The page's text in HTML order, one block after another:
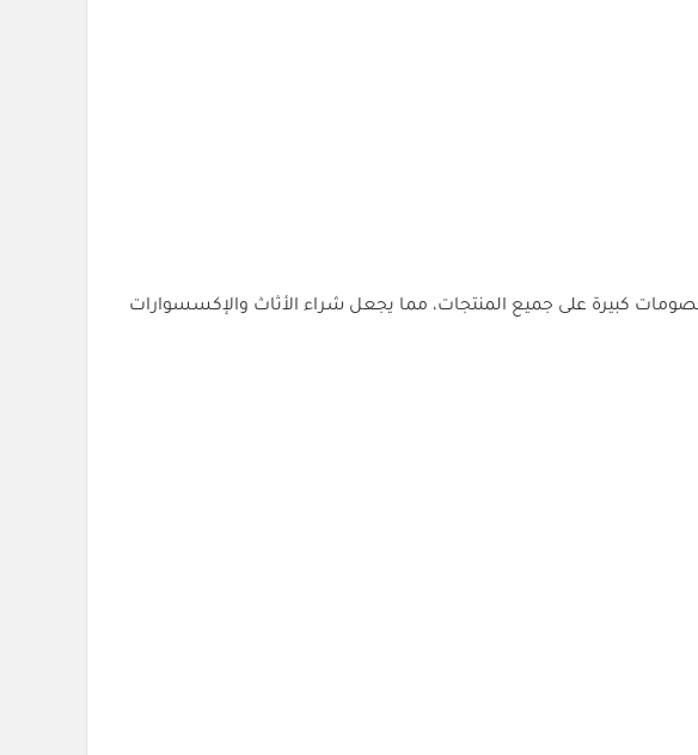
كبيرة على جميع المنتجات، مما يجعل شراء الأثاث والإكسسوارات